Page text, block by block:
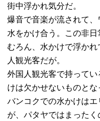
街中浮かれ気分だ。
爆音で音楽が流されて
水をかけ合う。この非日
むろん、水かけで浮か
人観光客だが。
外国人観光客で持って
けは欠かせないものとな
バンコクでの水かけは
が、パタヤではまった